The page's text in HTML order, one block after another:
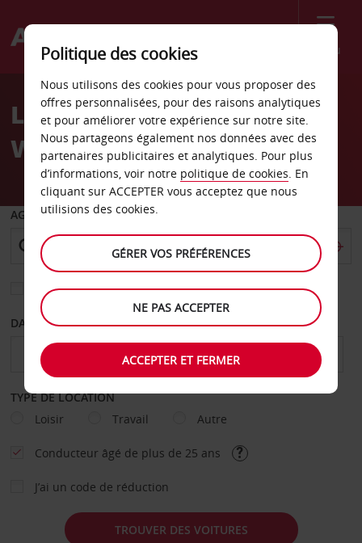
Menu
Welcome
AvisLocation de voiture
Wetzlar
AGENCE DE DÉPART
Sélectionnez une autre agence de retour
DATE DE DÉPART DATE DE RETOUR
TYPE DE LOCATION
Loisir
Travail Autre
Conducteur âgé de plus de 25 ans
J’ai un code de réduction
TROUVER DES VOITURES
Politique des cookies
Nous utilisons des cookies pour vous proposer des
offres personnalisées, pour des raisons analytiques
et pour améliorer votre expérience sur notre site.
Nous partageons également nos données avec des
partenaires publicitaires et analytiques. Pour plus
d’informations, voir notre politique de cookies. En
cliquant sur ACCEPTER vous acceptez que nous
utilisions des cookies.
GÉRER VOS PRÉFÉRENCES
NE PAS ACCEPTER
ACCEPTER ET FERMER